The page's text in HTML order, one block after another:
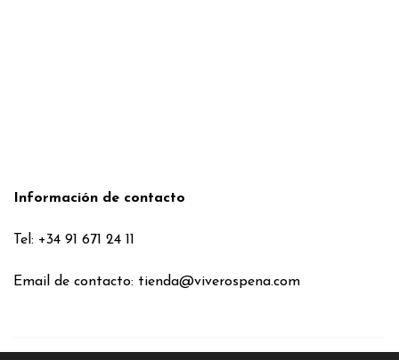
Información de contacto
Tel: +34 91 671 24 11
Email de contacto: tienda@viverospena.com